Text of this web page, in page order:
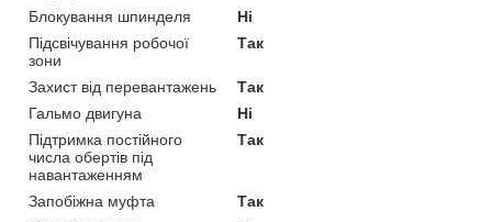
Блокування шпинделя
Ні
Підсвічування робочої
зони
Так
Захист від перевантажень
Так
Гальмо двигуна
Ні
Підтримка постійного
числа обертів під
навантаженням
Так
Запобіжна муфта
Так